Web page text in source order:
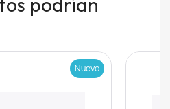
Nuevo